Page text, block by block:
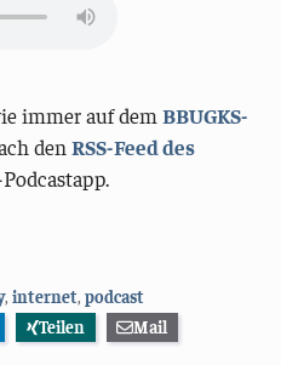
immer auf demBBUGKS-
denRSS-Feed des
,internet,podcast
Teilen
Mail